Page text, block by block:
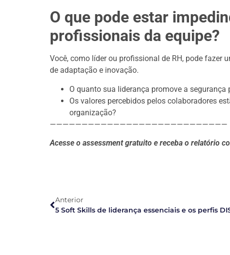
O que pode estar
profissionais da equipe?
Você, como líder ou profissional de RH, pode fazer
de adaptação e inovação.
O quanto sua liderança promove a
Os valores percebidos pelos colaboradores
organização?
————————————————————————————
Acesse o assessment gratuito e receba o relatório
Anterior
5 Soft Skills de liderança essenciais e os perfis